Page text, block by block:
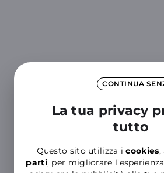
CONTINUA
La tua privacy
tutto
Questo sito utilizza icookies,
parti, per migliorare